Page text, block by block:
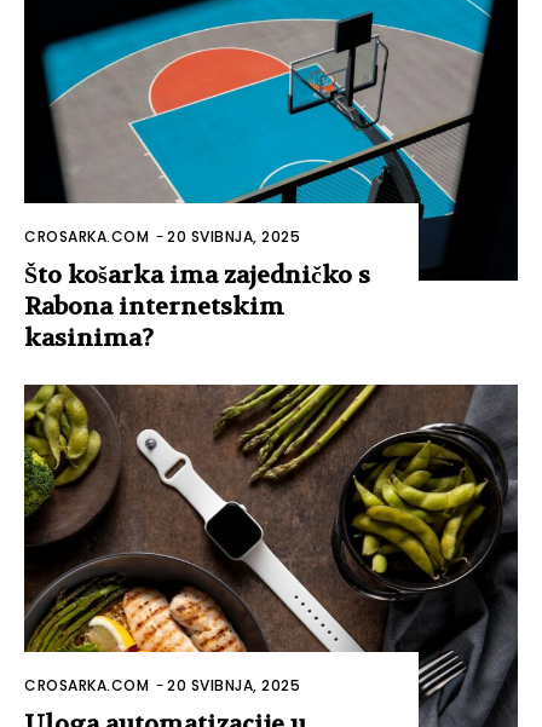
CROSARKA.COM -20 SVIBNJA, 2025
Što košarka ima zajedničko s
Rabona internetskim
kasinima?
CROSARKA.COM -20 SVIBNJA, 2025